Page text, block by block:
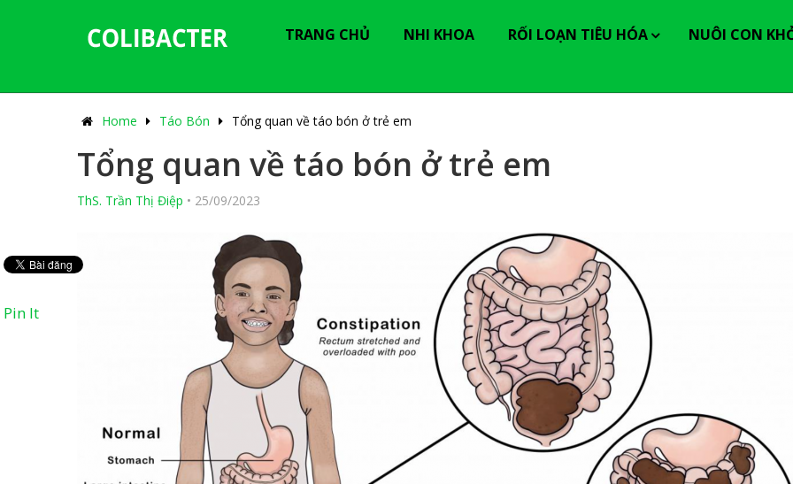
TRANG CHỦ NHI KHOA RỐI LOẠN TIÊU HÓA NUÔI CON
Home Táo Bón Tổng quan về táo bón ở trẻ em
Tổng quan về táo bón ở trẻ em
ThS. Trần Thị Điệp • 25/09/2023
Pin It